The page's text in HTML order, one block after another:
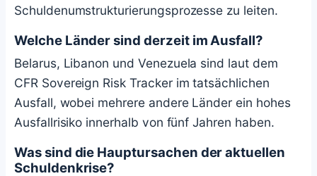
Schuldenumstrukturierungsprozesse zu leiten.
Welche Länder sind derzeit im Ausfall?
Belarus, Libanon und Venezuela sind laut dem
CFR Sovereign Risk Tracker im tatsächlichen
Ausfall, wobei mehrere andere Länder ein hohes
Ausfallrisiko innerhalb von fünf Jahren haben.
Was sind die Hauptursachen der aktuellen
Schuldenkrise?